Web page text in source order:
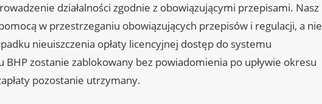
działalności zgodnie z obowiązującymi przepisami. Nasz
w przestrzeganiu obowiązujących przepisów i regulacji, a nie
nieuiszczenia opłaty licencyjnej dostęp do systemu
BHP zostanie zablokowany bez powiadomienia po upływie okresu
pozostanie utrzymany.